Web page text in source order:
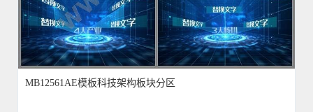
MB12561AE模板科技架构板块分区